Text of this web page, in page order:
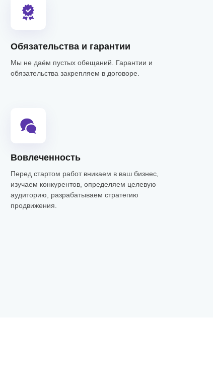
Вовлеченность
Перед стартом работ вникаем в ваш бизнес,
изучаем конкурентов, определяем целевую
аудиторию, разрабатываем стратегию
продвижения.
Обязательства и гарантии
Мы не даём пустых обещаний. Гарантии и
обязательства закрепляем в договоре.